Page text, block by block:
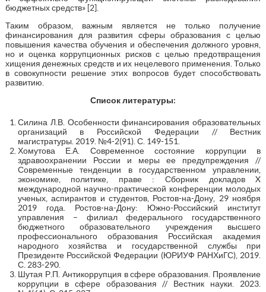
бюджетных средств» [2].
Таким образом, важным является не только получение
финансирования для развития сферы образования с целью
повышения качества обучения и обеспечения должного уровня,
но и оценка коррупционных рисков с целью предотвращения
хищения денежных средств и их нецелевого применения. Только
в совокупности решение этих вопросов будет способствовать
развитию.
Список литературы:
Силина Л.В. Особенности финансирования образовательных
организаций в Российской Федерации // Вестник
магистратуры. 2019. №4-2(91). С. 149-151.
Хомутова Е.А. Современное состояние коррупции в
здравоохранении России и меры ее предупреждения //
Современные тенденции в государственном управлении,
экономике, политике, праве : Сборник докладов X
международной научно-практической конференции молодых
ученых, аспирантов и студентов, Ростов-на-Дону, 29 ноября
2019 года. Ростов-на-Дону: Южно-Российский институт
управления – филиал федерального государственного
бюджетного образовательного учреждения высшего
профессионального образования Российская академия
народного хозяйства и государственной службы при
Президенте Российской Федерации (ЮРИУФ РАНХиГС), 2019.
С. 283-290.
Шутая Р.П. Антикоррупция в сфере образования. Проявление
коррупции в сфере образования // Вестник науки. 2023.